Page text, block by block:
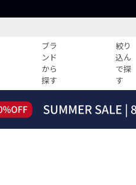
ブラ
ンド
から
探す
絞り
込ん
で探
す
すべての記事